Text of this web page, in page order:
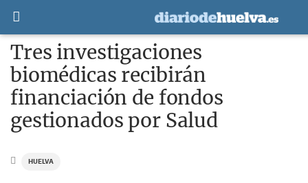
Tres investigaciones
biomédicas recibirán
financiación de fondos
gestionados por Salud
HUELVA